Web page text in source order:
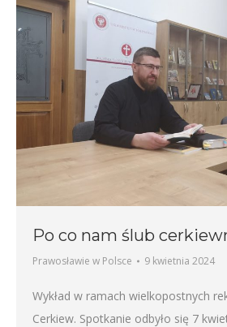
Po co nam ślub
Prawosławie w Polsce 9 kwietnia 2024
Wykład w ramach wielkopostnych
Cerkiew. Spotkanie odbyło się 7